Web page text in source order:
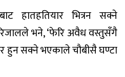
हातहतियार भित्रन सक्ने
भने, ‘फेरि अवैध वस्तुसँगै
सक्ने भएकाले चौबीसै घण्टा